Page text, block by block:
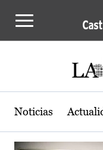
Actualidad
Noticias